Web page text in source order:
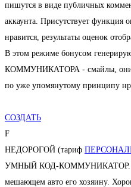
пишутся в виде публичных
аккаунта. Присутствует функция
нравится, результаты оценок
В этом режиме бонусом
КОММУНИКАТОРА - смайлы, они
по уже упомянутому принципу
СОЗДАТЬ
F
НЕДОРОГОЙ (тариф
УМНЫЙ КОД-КОММУНИКАТОР.
мешающем авто его хозяину.